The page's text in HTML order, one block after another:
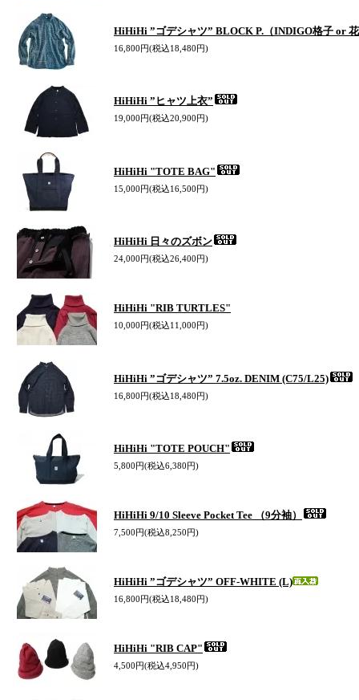
HiHiHi ”ゴデシャツ” BLOCK P.（INDIGO格子 or
16,800円(税込18,480円)
HiHiHi ”ヒャツ上衣”
19,000円(税込20,900円)
HiHiHi "TOTE BAG"
15,000円(税込16,500円)
HiHiHi 日々のズボン
24,000円(税込26,400円)
HiHiHi "RIB TURTLES"
10,000円(税込11,000円)
HiHiHi ”ゴデシャツ” 7.5oz. DENIM (C75/L25)
16,800円(税込18,480円)
HiHiHi "TOTE POUCH"
5,800円(税込6,380円)
HiHiHi 9/10 Sleeve Pocket Tee （9分袖）
7,500円(税込8,250円)
HiHiHi ”ゴデシャツ” OFF-WHITE (L)
16,800円(税込18,480円)
HiHiHi "RIB CAP"
4,500円(税込4,950円)